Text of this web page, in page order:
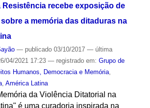
Resistência recebe exposição de
a memória das ditaduras na
— publicado03/10/2017 — última
04/2021 17:23 — registrado em: Grupo de
Humanos, Democracia e Memória,
, América Latina
da Violência Ditatorial na
é uma curadoria inspirada na